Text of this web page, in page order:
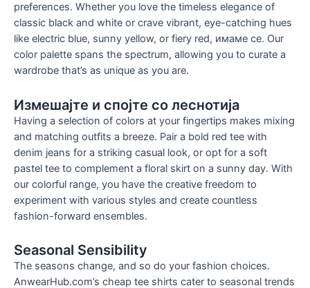
preferences. Whether you love the timeless elegance of
classic black and white or crave vibrant, eye-catching hues
like electric blue, sunny yellow, or fiery red, имаме се. Our
color palette spans the spectrum, allowing you to curate a
wardrobe that’s as unique as you are.
Измешајте и спојте со леснотија
Having a selection of colors at your fingertips makes mixing
and matching outfits a breeze. Pair a bold red tee with
denim jeans for a striking casual look, or opt for a soft
pastel tee to complement a floral skirt on a sunny day. With
our colorful range, you have the creative freedom to
experiment with various styles and create countless
fashion-forward ensembles.
Seasonal Sensibility
The seasons change, and so do your fashion choices.
AnwearHub.com’s cheap tee shirts cater to seasonal trends